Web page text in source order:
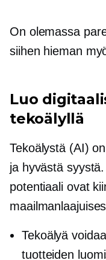
On olemassa
siihen hieman
Luo
tekoälyllä
Tekoälystä (AI)
ja hyvästä
potentiaali ovat
Tekoälyä
tuotteiden